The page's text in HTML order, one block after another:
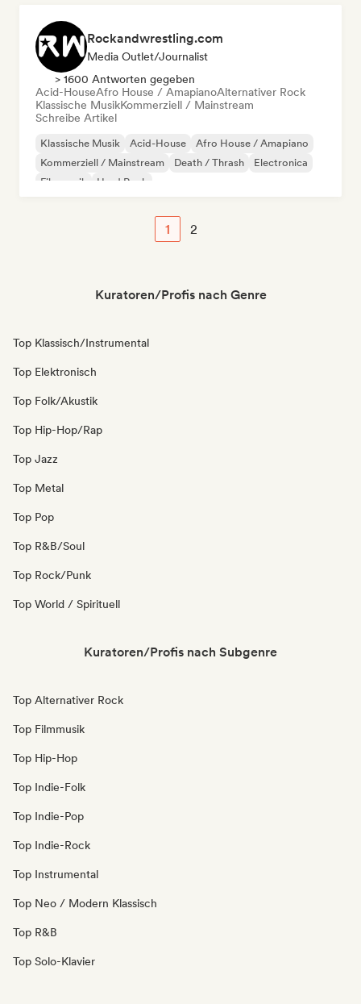
Rockandwrestling.com
Media Outlet/Journalist
> 1600 Antworten gegeben
Acid-HouseAfro House / AmapianoAlternativer Rock
Klassische MusikKommerziell / Mainstream
Schreibe Artikel
Klassische Musik Acid-House
Afro House / Amapiano
Kommerziell / Mainstream
Death / Thrash
Electronica
Filmmusik
Hard Rock
1 2
Kuratoren/Profis nach Genre
Top Klassisch/Instrumental
Top Elektronisch
Top Folk/Akustik
Top Hip-Hop/Rap
Top Jazz
Top Metal
Top Pop
Top R&B/Soul
Top Rock/Punk
Top World / Spirituell
Kuratoren/Profis nach Subgenre
Top Alternativer Rock
Top Filmmusik
Top Hip-Hop
Top Indie-Folk
Top Indie-Pop
Top Indie-Rock
Top Instrumental
Top Neo / Modern Klassisch
Top R&B
Top Solo-Klavier